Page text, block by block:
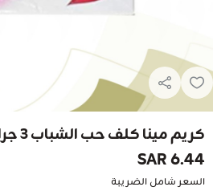
كريم مينا كلف حب الشباب 3 جرام
6.44 SAR
السعر شامل الضريبة